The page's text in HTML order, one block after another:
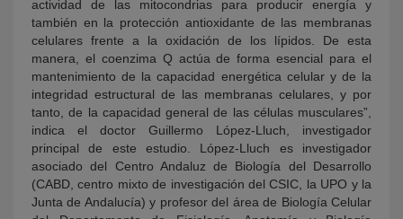
actividad de las mitocondrias para producir energía y
también en la protección antioxidante de las membranas
celulares frente a la oxidación de los lípidos. De esta
manera, el coenzima Q actúa de forma esencial para el
mantenimiento de la capacidad energética celular y de la
integridad estructural de las membranas celulares, y por
tanto, de la capacidad general de las células musculares”,
indica el doctor Guillermo López-Lluch, investigador
principal de este estudio. López-Lluch es investigador
asociado del Centro Andaluz de Biología del Desarrollo
(CABD, centro mixto de investigación del CSIC, la UPO y la
Junta de Andalucía) y profesor del área de Biología Celular